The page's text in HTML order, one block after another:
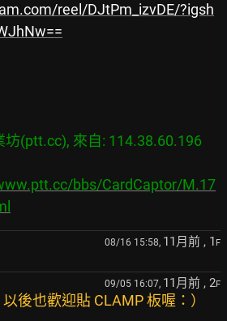
reel/DJtPm_izvDE/?igsh
坊(ptt.cc), 來自: 114.38.60.196
bbs/CardCaptor/M.17
08/16 15:58, 11月前 , 1 F
09/05 16:07, 11月前 , 2F
後也歡迎貼 CLAMP 板喔：）